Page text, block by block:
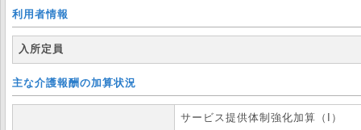
利用者情報
入所定員
主な介護報酬の加算状況
サービス提供体制強化加算（I）